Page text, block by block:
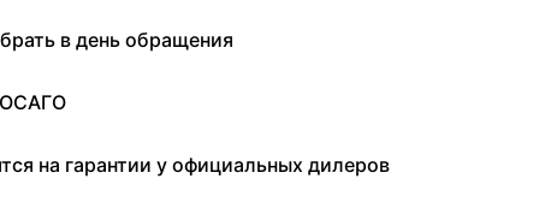
в день обращения
на гарантии у официальных дилеров